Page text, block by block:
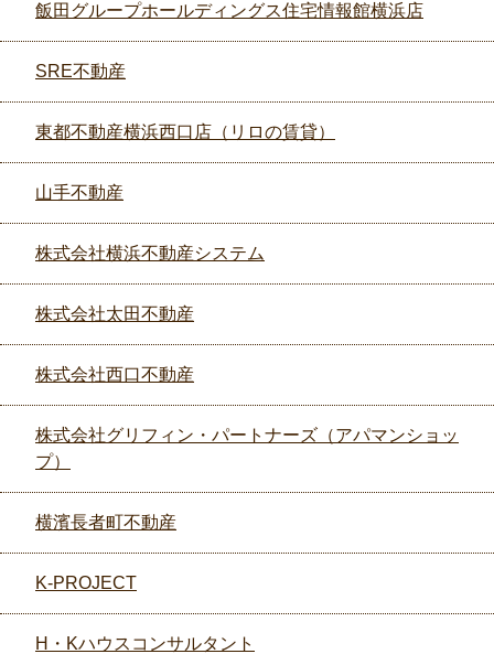
飯田グループホールディングス住宅情報館横浜店
SRE不動産
東都不動産横浜西口店（リロの賃貸）
山手不動産
株式会社横浜不動産システム
株式会社太田不動産
株式会社西口不動産
株式会社グリフィン・パートナーズ（アパマンショッ
プ）
横濱長者町不動産
K-PROJECT
H・Kハウスコンサルタント